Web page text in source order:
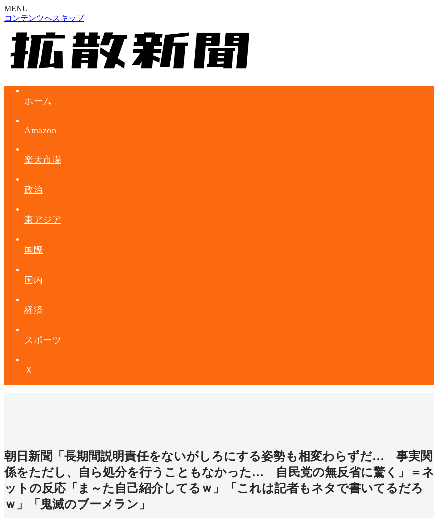
MENU
コンテンツへスキップ
ホーム
Amazon
楽天市場
政治
東アジア
国際
国内
経済
スポーツ
Ｘ
朝日新聞「長期間説明責任をないがしろにする姿勢も相変わらずだ… 事実関
係をただし、自ら処分を行うこともなかった… 自民党の無反省に驚く」＝ネ
ットの反応「ま～た自己紹介してるｗ」「これは記者もネタで書いてるだろ
ｗ」「鬼滅のブーメラン」